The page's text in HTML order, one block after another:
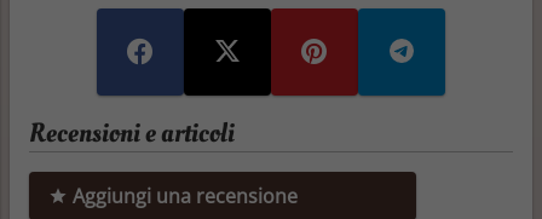
Recensioni e articoli
Aggiungi una recensione